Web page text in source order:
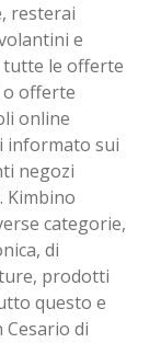
resterai
e
tutte le offerte
offerte
online
informato sui
negozi
. Kimbino
categorie,
di
prodotti
questo e
di